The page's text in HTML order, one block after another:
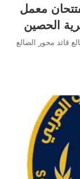
معمل
الحصين
قائد محور الضالع